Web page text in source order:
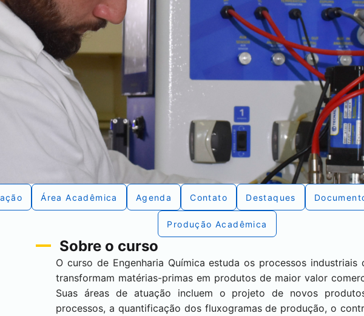
Área Acadêmica Agenda Contato Destaques
Produção Acadêmica
Sobre o curso
O curso de Engenharia Química estuda os processos industriais
transformam matérias-primas em produtos de maior valor
Suas áreas de atuação incluem o projeto de novos
processos, a quantificação dos fluxogramas de produção, o